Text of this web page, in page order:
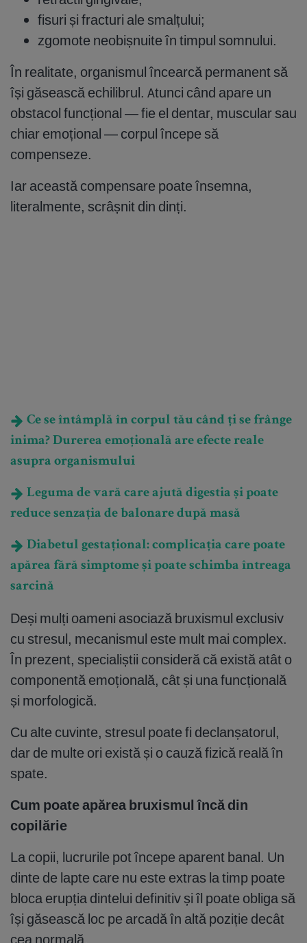
fisuri și fracturi ale smalțului;
zgomote neobișnuite în timpul somnului.
În realitate, organismul încearcă permanent să
își găsească echilibrul. Atunci când apare un
obstacol funcțional — fie el dentar, muscular sau
chiar emoțional — corpul începe să
compenseze.
Iar această compensare poate însemna,
literalmente, scrâșnit din dinți.
Ce se întâmplă în corpul tău când ți se frânge
inima? Durerea emoțională are efecte reale
asupra organismului
Leguma de vară care ajută digestia și poate
reduce senzația de balonare după masă
Diabetul gestațional: complicația care poate
apărea fără simptome și poate schimba întreaga
sarcină
Deși mulți oameni asociază bruxismul exclusiv
cu stresul, mecanismul este mult mai complex.
În prezent, specialiștii consideră că există atât o
componentă emoțională, cât și una funcțională
și morfologică.
Cu alte cuvinte, stresul poate fi declanșatorul,
dar de multe ori există și o cauză fizică reală în
spate.
Cum poate apărea bruxismul încă din
copilărie
La copii, lucrurile pot începe aparent banal. Un
dinte de lapte care nu este extras la timp poate
bloca erupția dintelui definitiv și îl poate obliga să
își găsească loc pe arcadă în altă poziție decât
cea normală.